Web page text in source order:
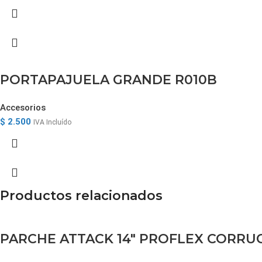
PORTAPAJUELA GRANDE R010B
Accesorios
$ 2.500 IVA Incluído
Productos relacionados
PARCHE ATTACK 14″ PROFLEX